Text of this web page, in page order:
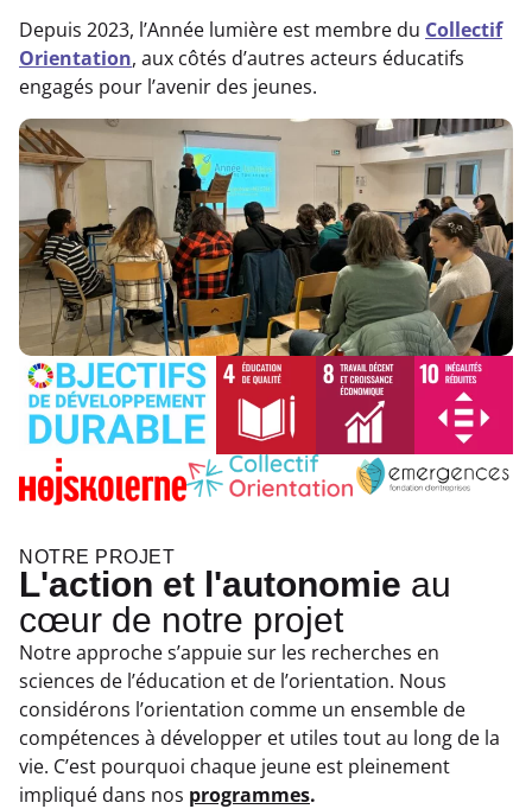
Depuis 2023, l’Année lumière est membre du Collectif
Orientation, aux côtés d’autres acteurs éducatifs
engagés pour l’avenir des jeunes.
NOTRE PROJET
L'action et l'autonomie au
cœur de notre projet
Notre approche s’appuie sur les recherches en
sciences de l’éducation et de l’orientation. Nous
considérons l’orientation comme un ensemble de
compétences à développer et utiles tout au long de la
vie. C’est pourquoi chaque jeune est pleinement
impliqué dans nos programmes.